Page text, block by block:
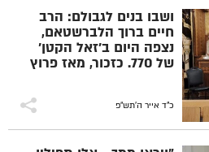
ושבו בנים לגבולם: הרב
חיים ברוך הלברשטאם,
נצפה היום ב'זאל הקטן'
של 770. כזכור, מאז פרוץ
כ"ד אייר ה׳תש״פ